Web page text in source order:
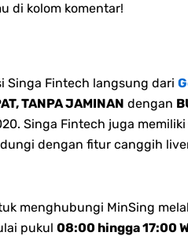
di kolom komentar!
Singa Fintech langsung dari
TANPA JAMINAN dengan
Singa Fintech juga
dengan fitur canggih
menghubungi MinSing
pukul 08:00 hingga 17:00